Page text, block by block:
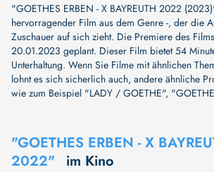
"GOETHES ERBEN - X BAYREUTH 2022
hervorragender Film aus dem Genre -, der die
Zuschauer auf sich zieht. Die Premiere des
20.01.2023 geplant. Dieser Film bietet 54
Unterhaltung. Wenn Sie Filme mit ähnlichen
lohnt es sich sicherlich auch, andere ähnliche
wie zum Beispiel "LADY / GOETHE",
"GOETHES ERBEN - X
2022"
im Kino